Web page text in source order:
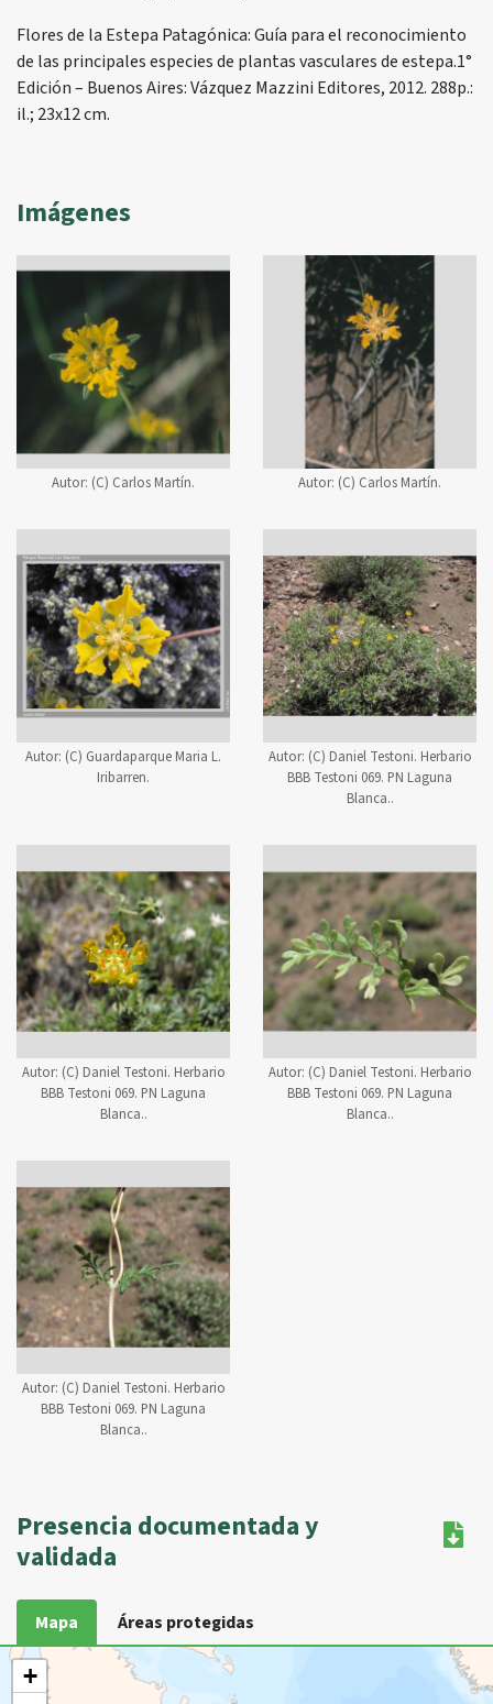
Flores de la Estepa Patagónica: Guía para el reconocimiento
de las principales especies de plantas vasculares de estepa.1°
Edición – Buenos Aires: Vázquez Mazzini Editores, 2012. 288p.:
il.; 23x12 cm.
Imágenes
Autor: (C) Carlos Martín. Autor: (C) Carlos Martín.
Autor: (C) Guardaparque Maria L.
Iribarren.
Autor: (C) Daniel Testoni. Herbario
BBB Testoni 069. PN Laguna
Blanca..
Autor: (C) Daniel Testoni. Herbario
BBB Testoni 069. PN Laguna
Blanca..
Autor: (C) Daniel Testoni. Herbario
BBB Testoni 069. PN Laguna
Blanca..
Autor: (C) Daniel Testoni. Herbario
BBB Testoni 069. PN Laguna
Blanca..
Presencia documentada y
validada
Mapa Áreas protegidas
+